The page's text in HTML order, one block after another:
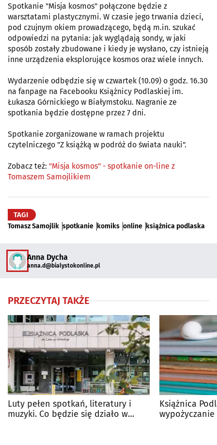
Spotkanie "Misja kosmos" połączone będzie z
warsztatami plastycznymi. W czasie jego trwania dzieci,
pod czujnym okiem prowadzącego, będą m.in. szukać
odpowiedzi na pytania: jak wyglądają sondy, w jaki
sposób zostały zbudowane i kiedy je wysłano, czy istnieją
inne urządzenia eksplorujące kosmos oraz wiele innych.
Wydarzenie odbędzie się w czwartek (10.09) o godz. 16.30
na fanpage na Facebooku Książnicy Podlaskiej im.
Łukasza Górnickiego w Białymstoku. Nagranie ze
spotkania będzie dostępne przez 7 dni.
Spotkanie zorganizowane w ramach projektu
czytelniczego "Z książką w podróż do świata nauki".
Zobacz też: "Misja kosmos" - spotkanie on-line z
Tomaszem Samojlikiem
TAGI
Tomasz Samojlik spotkanie komiks online książnica podlaska
Anna Dycha
anna.d@bialystokonline.pl
PRZECZYTAJ TAKŻE
Luty pełen spotkań, literatury i
muzyki. Co będzie się działo w
Książnica